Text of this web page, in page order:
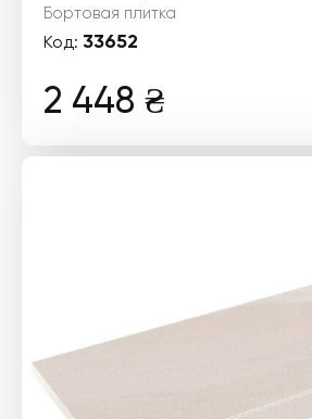
Бортовая плитка
Код: 33652
2 448 ₴